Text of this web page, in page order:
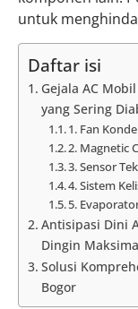
untuk
Daftar isi
Gejala AC
yang Sering
1. Fan
2. Magnetic
3. Sensor
4. Sistem
5.
Antisipasi Dini
Dingin
Solusi
Bogor